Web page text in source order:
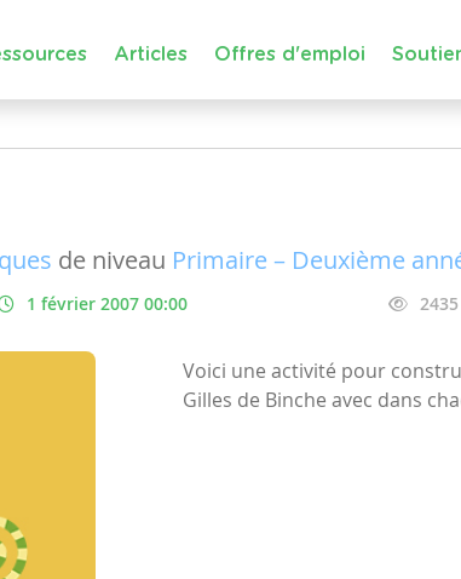
Articles Offres d'emploi
de niveau Primaire – Deuxième
1 février 2007 00:00
Voici une activité pour
Gilles de Binche avec dans